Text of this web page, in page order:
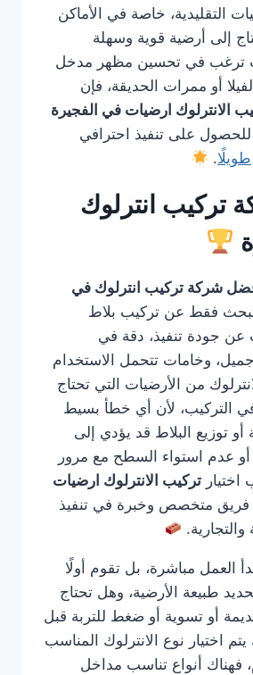
التقليدية، خاصة في الأماكن
إلى أرضية قوية وسهلة
ترغب في تحسين مظهر مدخل
أو ممرات الحديقة، فإن
الانترلوك ارضيات في الفجيرة
على تنفيذ احترافي
طويلًا.
تركيب انترلوك
شركة تركيب انترلوك في
تبحث فقط عن تركيب بلاط
جودة تنفيذ، دقة في
وخامات تتحمل الاستخدام
من الأرضيات التي تحتاج
في التركيب، لأن أي خطأ بسيط
أو توزيع البلاط قد يؤدي إلى
عدم استواء السطح مع مرور
تركيب الانترلوك ارضيات
فريق متخصص وخبرة في تنفيذ
والتجارية.
العمل مباشرة، بل تقوم أولًا
طبيعة الأرضية، وهل تحتاج
أو تسوية أو ضغط للتربة قبل
اختيار نوع الانترلوك المناسب
فهناك أنواع تناسب مداخل